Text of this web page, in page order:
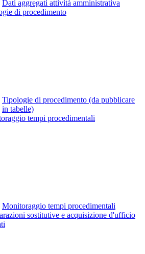
Dati aggregati attività amministrativa
di procedimento
Tipologie di procedimento (da pubblicare
in tabelle)
tempi procedimentali
Monitoraggio tempi procedimentali
sostitutive e acquisizione d'ufficio